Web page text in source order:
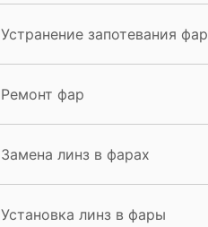
Устранение запотевания фар
Ремонт фар
Замена линз в фарах
Установка линз в фары